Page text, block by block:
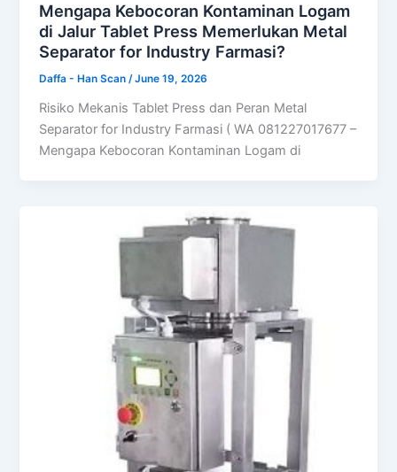
Mengapa Kebocoran Kontaminan Logam
di Jalur Tablet Press Memerlukan Metal
Separator for Industry Farmasi?
Daffa - Han Scan/June 19, 2026
Risiko Mekanis Tablet Press dan Peran Metal
Separator for Industry Farmasi ( WA 081227017677 –
Mengapa Kebocoran Kontaminan Logam di